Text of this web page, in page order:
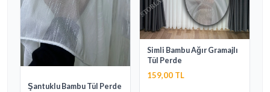
Şantuklu Bambu Tül Perde
Simli Bambu Ağır Gramajlı
Tül Perde
159,00 TL